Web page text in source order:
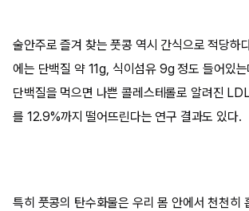
술안주로 즐겨 찾는 풋콩 역시 간식으로 적당하
에는 단백질 약 11g, 식이섬유 9g 정도 들어있
단백질을 먹으면 나쁜 콜레스테롤로 알려진
를 12.9%까지 떨어뜨린다는 연구 결과도 있다.
특히 풋콩의 탄수화물은 우리 몸 안에서 천천히